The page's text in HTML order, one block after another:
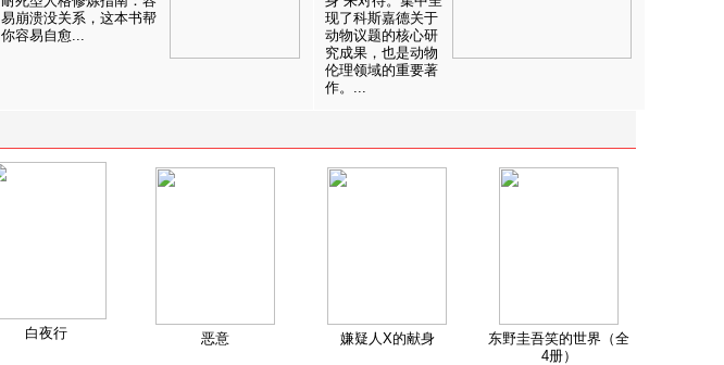
易崩溃没关系，这本书帮
你容易自愈...
现了科斯嘉德关于
动物议题的核心研
究成果，也是动物
伦理领域的重要著
作。...
白夜行 恶意 嫌疑人X的献身
东野圭吾笑的世界（全
4册）